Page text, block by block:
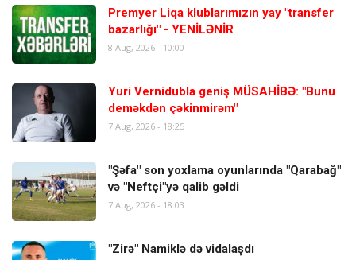
Premyer Liqa klublarımızın yay "transfer
bazarlığı" - YENİLƏNİR
8 Aug, 2026 - 10:00
Yuri Vernidubla geniş MÜSAHİBƏ: "Bunu
deməkdən çəkinmirəm"
7 Aug, 2026 - 18:25
"Şəfa" son yoxlama oyunlarında "Qarabağ"
və "Neftçi"yə qalib gəldi
7 Aug, 2026 - 18:03
"Zirə" Namiklə də vidalaşdı